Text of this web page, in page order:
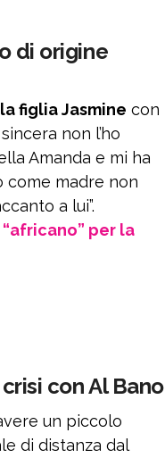
di origine
figlia Jasmine con
non l’ho
Amanda e mi ha
come madre non
a lui”.
per la
con Al Bano
un piccolo
di distanza dal